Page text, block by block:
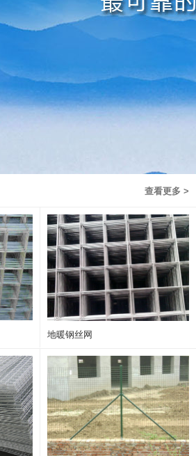
查看更多 >
地暖钢丝网